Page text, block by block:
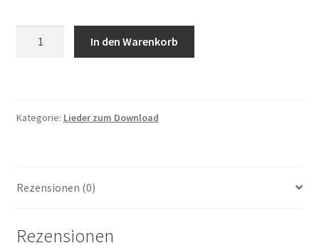
In den Warenkorb
Kategorie: Lieder zum Download
Rezensionen (0)
Rezensionen